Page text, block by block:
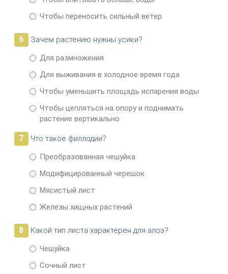
Чтобы переносить сильный ветер
6
Зачем растению нужны усики?
Для размножения
Для выживания в холодное время года
Чтобы уменьшить площадь испарения воды
Чтобы цепляться на опору и поднимать
растение вертикально
7
Что такое филлодии?
Преобразованная чешуйка
Модифицированный черешок
Мясистый лист
Железы хищных растений
8
Какой тип листа характерен для алоэ?
Чешуйка
Сочный лист